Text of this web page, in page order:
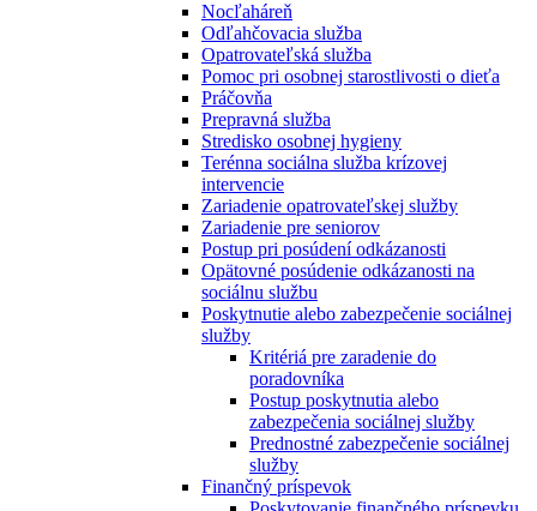
Nocľaháreň
Odľahčovacia služba
Opatrovateľská služba
Pomoc pri osobnej starostlivosti o dieťa
Práčovňa
Prepravná služba
Stredisko osobnej hygieny
Terénna sociálna služba krízovej
intervencie
Zariadenie opatrovateľskej služby
Zariadenie pre seniorov
Postup pri posúdení odkázanosti
Opätovné posúdenie odkázanosti na
sociálnu službu
Poskytnutie alebo zabezpečenie sociálnej
služby
Kritériá pre zaradenie do
poradovníka
Postup poskytnutia alebo
zabezpečenia sociálnej služby
Prednostné zabezpečenie sociálnej
služby
Finančný príspevok